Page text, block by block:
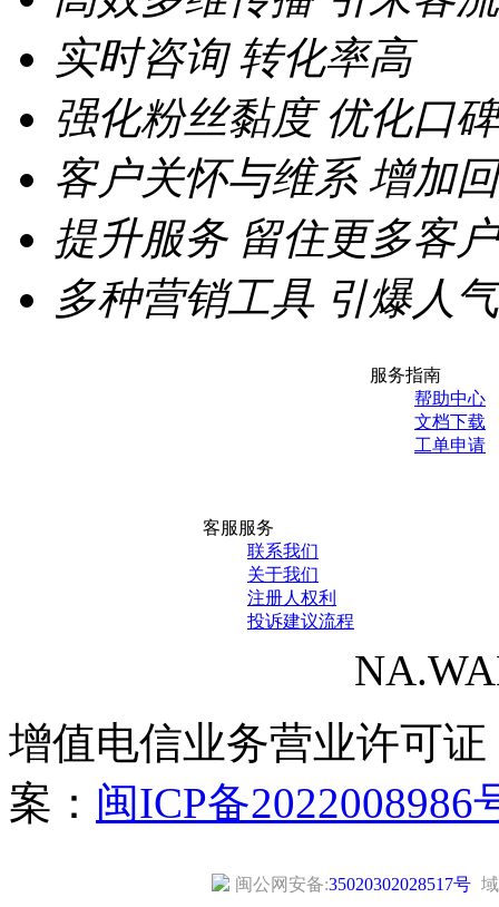
实时咨询 转化率高
强化粉丝黏度 优化口
客户关怀与维系 增加
提升服务 留住更多客户
多种营销工具 引爆人气
服务指南
帮助中心
文档下载
工单申请
客服服务
联系我们
关于我们
注册人权利
投诉建议流程
增值电信业务营业许可证
案： 闽ICP备2022008986
闽公网安备:35020302028517号